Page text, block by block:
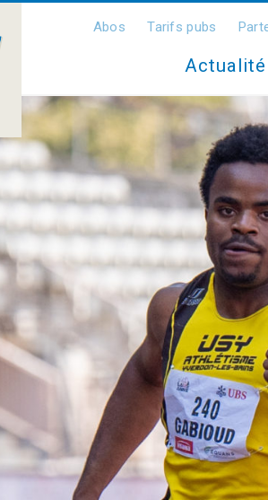
Abos Tarifs pubs
Actualité